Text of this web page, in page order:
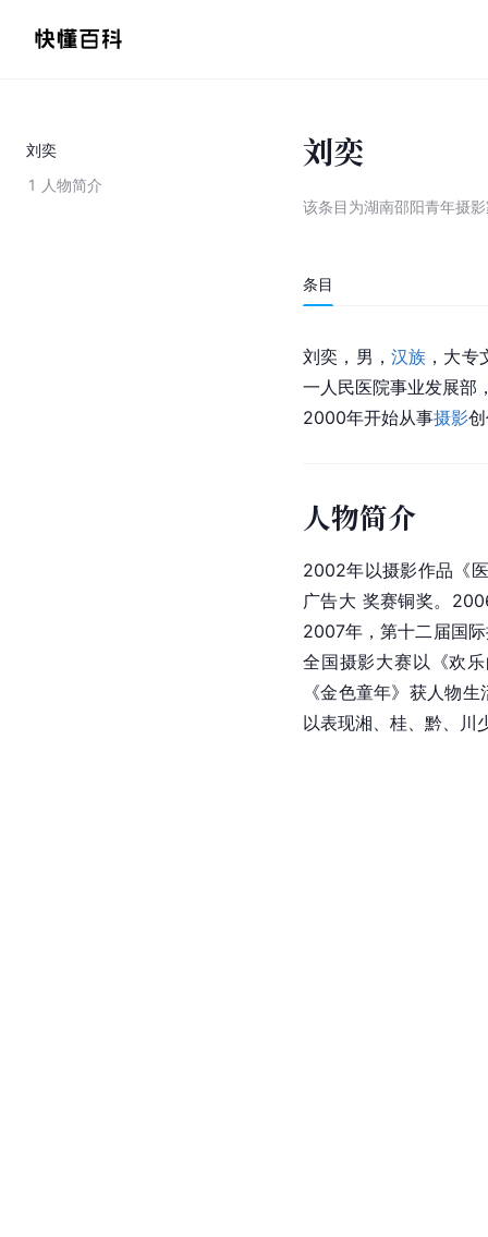
刘奕
1 人物简介
刘奕
该条目为湖南邵阳青年摄
条目
刘奕，男， 汉族 ，大
一人民医院事业发展部
2000年开始从事摄影
人物简介
2002年以摄影作品《
广告大 奖赛铜奖。
2007年，第十二届国
全国摄影大赛以《欢
《金色童年》获人物生
以表现湘、桂、黔、川